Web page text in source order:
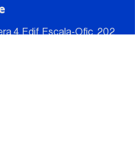
4, Edif. Escala-Ofic. 202